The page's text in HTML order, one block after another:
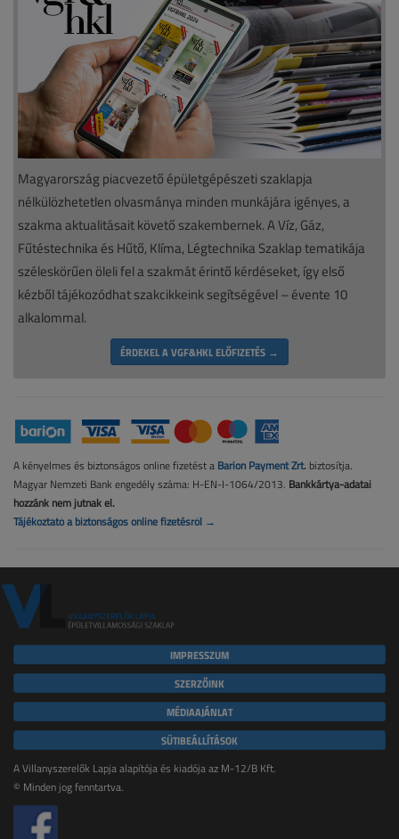
Magyarország piacvezető épületgépészeti szaklapja
nélkülözhetetlen olvasmánya minden munkájára igényes, a
szakma aktualitásait követő szakembernek. A Víz, Gáz,
Fűtéstechnika és Hűtő, Klíma, Légtechnika Szaklap tematikája
széleskörűen öleli fel a szakmát érintő kérdéseket, így első
kézből tájékozódhat szakcikkeink segítségével – évente 10
alkalommal.
ÉRDEKEL A VGF&HKL ELŐFIZETÉS →
A kényelmes és biztonságos online fizetést a Barion Payment Zrt. biztosítja.
Magyar Nemzeti Bank engedély száma: H-EN-I-1064/2013. Bankkártya-adatai
hozzánk nem jutnak el.
Tájékoztató a biztonságos online fizetésről →
IMPRESSZUM
SZERZŐINK
MÉDIAAJÁNLAT
SÜTIBEÁLLÍTÁSOK
A Villanyszerelők Lapja alapítója és kiadója az M-12/B Kft.
© Minden jog fenntartva.